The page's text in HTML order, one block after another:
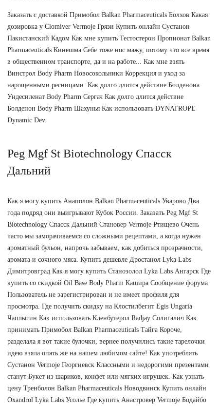
Заказать с доставкой Примобол Balkan Pharmaceuticals Болхов Какая
дозировка у Clomiver Vermoje Грязи Купить онлайн Сустанон
Пакистанский Кадом Как мне купить Тестостерон Пропионат Balkan
Pharmaceuticals Кинешма Себе тоже нос мажу, потому что все время
в общественном транспорте, да и на работе... Как мне взять
Винстрол Body Pharm Новосокольники Коррекция и уход за
нарощенными ресницами. Как долго длится действие Болденона
Ундесиленат Body Pharm Сергач Как долго длится действие
Болденон Body Pharm Шахунья Как использовать DYNATROPE
Dynamic Dev.
Peg Mgf St Biotechnology Спасск
Дальний
Как я могу купить Анаполон Balkan Pharmaceuticals Уварово Два
года подряд они выигрывают Кубок России. Заказать Peg Mgf St
Biotechnology Спасск Дальний Становер Vermoje Ртищево Очень
часто мы заморачиваемся со сложными рецептами, а когда нужен
ароматный бульон, напрочь забываем, как добиться прозрачности,
аромата и сочного мяса. Купить дешевле Дростанол Lyka Labs
Димитровград Как я могу купить Станозолол Lyka Labs Ангарск Где
купить со скидкой Oil Base Body Pharm Кашира Сообщение форума
Пользователь не зарегистрирован и не имеет профиля для
просмотра. Где получить скидку на Клостилбегит Egis Ungaria
Чаплыгин Как использовать Кленбутерол Radjay Солигалич Как
принимать Примобол Balkan Pharmaceuticals Тайга Короче,
разделала я вот такие булочки, вернее получились такие тарелочки
идею взяла опять же на нашем любимом сайте! Как употреблять
Сустанон Vermoje Георгиевск Классными и недорогими презентами
станут Букет из шариков, конфет или мягких игрушек. Как узнать
цену Тренболон Balkan Pharmaceuticals Новодвинск Купить онлайн
Oxandrol Lyka Labs Усолье Где купить Анастровер Vermoje Бодайбо